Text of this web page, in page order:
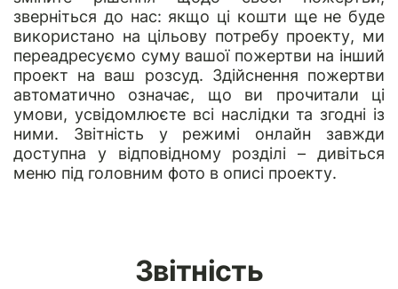
зверніться до нас: якщо ці кошти ще не буде
використано на цільову потребу проекту, ми
переадресуємо суму вашої пожертви на інший
проект на ваш розсуд. Здійснення пожертви
автоматично означає, що ви прочитали ці
умови, усвідомлюєте всі наслідки та згодні із
ними. Звітність у режимі онлайн завжди
доступна у відповідному розділі – дивіться
меню під головним фото в описі проекту.
Звітність